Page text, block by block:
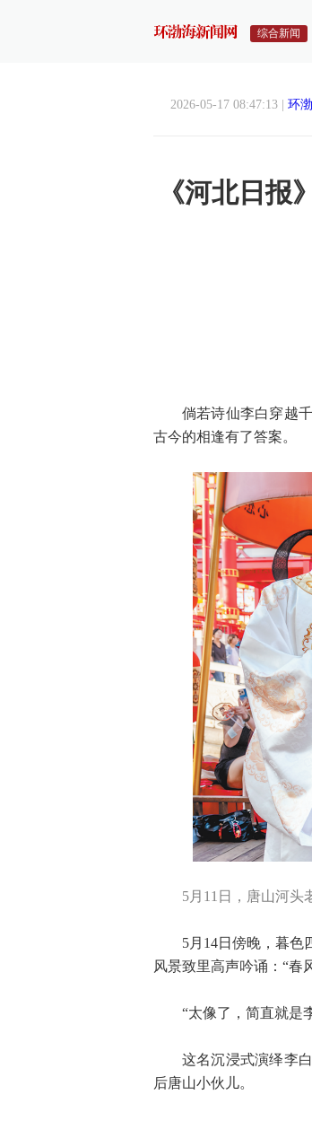
综合新闻
2026-05-17 08:47:13 | 环
《河北日报
倘若诗仙李白穿越
古今的相逢有了答案。
5月11日，唐山河头
5月14日傍晚，暮
风景致里高声吟诵：“春
“太像了，简直就是
这名沉浸式演绎李
后唐山小伙儿。